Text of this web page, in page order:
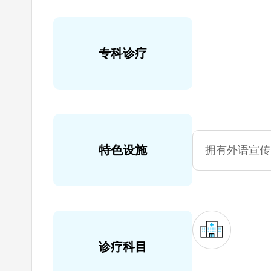
专科诊疗
特色设施 拥有外语宣
诊疗科目